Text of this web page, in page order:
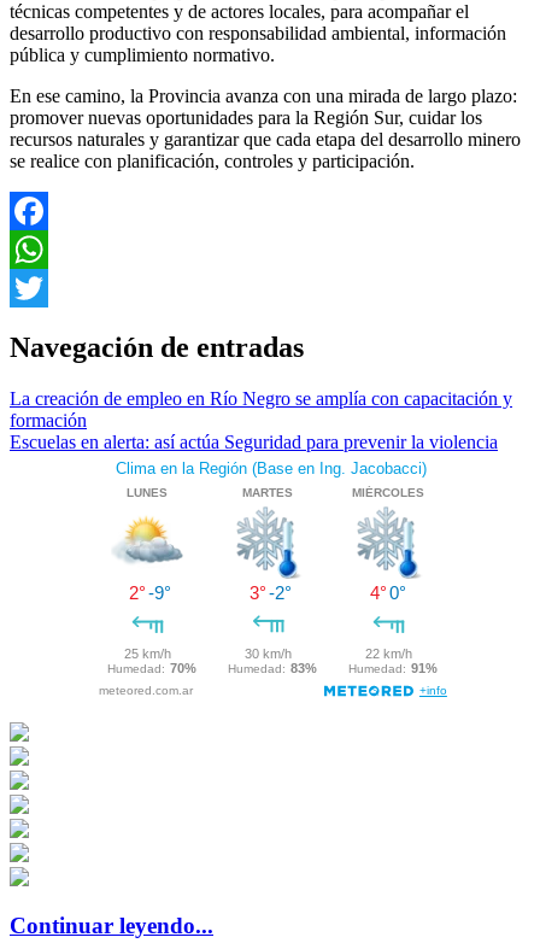
técnicas competentes y de actores locales, para acompañar el
desarrollo productivo con responsabilidad ambiental, información
pública y cumplimiento normativo.
En ese camino, la Provincia avanza con una mirada de largo plazo:
promover nuevas oportunidades para la Región Sur, cuidar los
recursos naturales y garantizar que cada etapa del desarrollo minero
se realice con planificación, controles y participación.
Facebook
WhatsApp
Navegación de entradas
La creación de empleo en Río Negro se amplía con capacitación y
formación
Escuelas en alerta: así actúa Seguridad para prevenir la violencia
Continuar leyendo...